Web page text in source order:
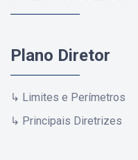
Plano Diretor
↳ Limites e Perímetros
↳ Principais Diretrizes